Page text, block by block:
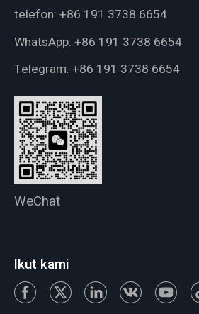
telefon: +86 191 3738 6654
WhatsApp: +86 191 3738 6654
Telegram: +86 191 3738 6654
WeChat
Ikut kami